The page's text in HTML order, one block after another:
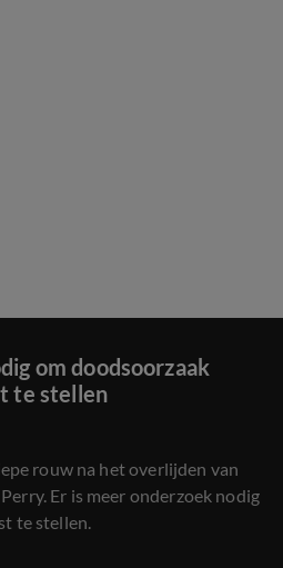
om doodsoorzaak
te stellen
rouw na het overlijden van
Er is meer onderzoek nodig
te stellen.